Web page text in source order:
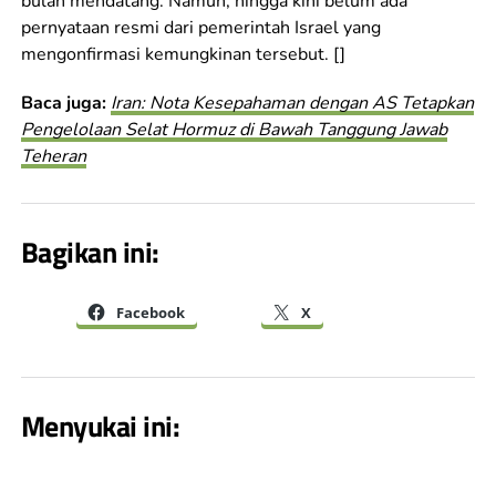
pernyataan resmi dari pemerintah Israel yang
mengonfirmasi kemungkinan tersebut. []
Baca juga: Iran: Nota Kesepahaman dengan AS Tetapkan
Pengelolaan Selat Hormuz di Bawah Tanggung Jawab
Teheran
Bagikan ini:
Facebook X
Menyukai ini: